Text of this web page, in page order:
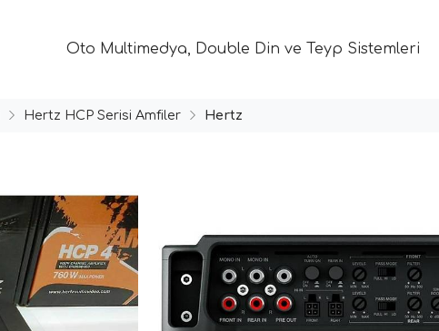
Oto Multimedya, Double Din ve Teyp Sistemleri
Hertz HCP Serisi Amfiler Hertz